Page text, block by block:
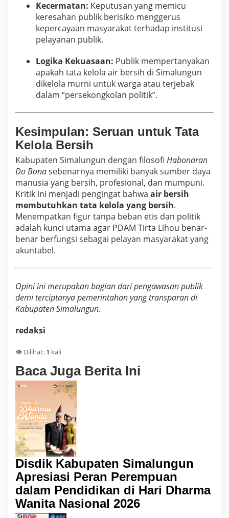
Kecermatan: Keputusan yang memicu
keresahan publik berisiko menggerus
kepercayaan masyarakat terhadap institusi
pelayanan publik.
Logika Kekuasaan: Publik mempertanyakan
apakah tata kelola air bersih di Simalungun
dikelola murni untuk warga atau terjebak
dalam “persekongkolan politik”.
Kesimpulan: Seruan untuk Tata
Kelola Bersih
Kabupaten Simalungun dengan filosofi Habonaran
Do Bonasebenarnya memiliki banyak sumber daya
manusia yang bersih, profesional, dan mumpuni.
Kritik ini menjadi pengingat bahwa air bersih
membutuhkan tata kelola yang bersih.
Menempatkan figur tanpa beban etis dan politik
adalah kunci utama agar PDAM Tirta Lihou benar-
benar berfungsi sebagai pelayan masyarakat yang
akuntabel.
Opini ini merupakan bagian dari pengawasan publik
demi terciptanya pemerintahan yang transparan di
Kabupaten Simalungun.
redaksi
👁️ Dilihat: 1 kali
Baca Juga Berita Ini
Disdik Kabupaten Simalungun
Apresiasi Peran Perempuan
dalam Pendidikan di Hari Dharma
Wanita Nasional 2026